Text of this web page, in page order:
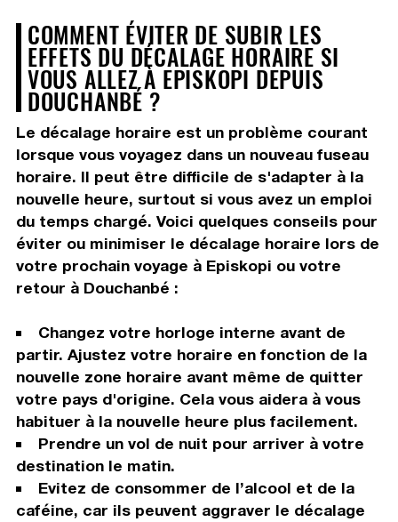
COMMENT ÉVITER DE SUBIR LES
EFFETS DU DÉCALAGE HORAIRE SI
VOUS ALLEZ À EPISKOPI DEPUIS
DOUCHANBÉ ?
Le décalage horaire est un problème courant
lorsque vous voyagez dans un nouveau fuseau
horaire. Il peut être difficile de s'adapter à la
nouvelle heure, surtout si vous avez un emploi
du temps chargé. Voici quelques conseils pour
éviter ou minimiser le décalage horaire lors de
votre prochain voyage à Episkopi ou votre
retour à Douchanbé :
Changez votre horloge interne avant de
partir. Ajustez votre horaire en fonction de la
nouvelle zone horaire avant même de quitter
votre pays d'origine. Cela vous aidera à vous
habituer à la nouvelle heure plus facilement.
Prendre un vol de nuit pour arriver à votre
destination le matin.
Evitez de consommer de l’alcool et de la
caféine, car ils peuvent aggraver le décalage